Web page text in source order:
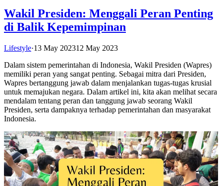
Wakil Presiden: Menggali Peran Penting
di Balik Kepemimpinan
Lifestyle·13 May 202312 May 2023
Dalam sistem pemerintahan di Indonesia, Wakil Presiden (Wapres)
memiliki peran yang sangat penting. Sebagai mitra dari Presiden,
Wapres bertanggung jawab dalam menjalankan tugas-tugas krusial
untuk memajukan negara. Dalam artikel ini, kita akan melihat secara
mendalam tentang peran dan tanggung jawab seorang Wakil
Presiden, serta dampaknya terhadap pemerintahan dan masyarakat
Indonesia.